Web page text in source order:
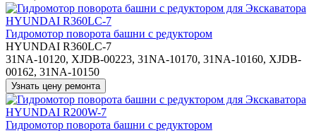
Гидромотор поворота башни с редуктором
HYUNDAI R360LC-7
31NA-10120, XJDB-00223, 31NA-10170, 31NA-10160, XJDB-
00162, 31NA-10150
Гидромотор поворота башни с редуктором